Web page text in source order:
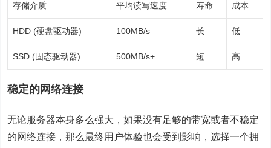
存储介质 平均读写速度 寿命 成本
HDD (硬盘驱动器) 100MB/s 长 低
SSD (固态驱动器) 500MB/s+ 短 高
稳定的网络连接
无论服务器本身多么强大，如果没有足够的带宽或者不稳定
的网络连接，那么最终用户体验也会受到影响，选择一个拥